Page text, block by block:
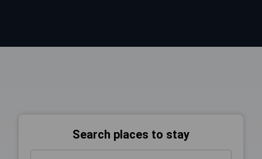
Search places to stay